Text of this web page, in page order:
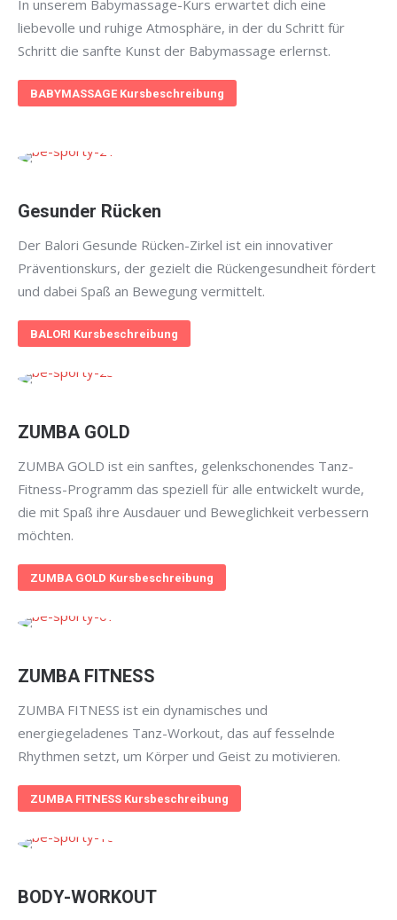
In unserem Babymassage-Kurs erwartet dich eine
liebevolle und ruhige Atmosphäre, in der du Schritt für
Schritt die sanfte Kunst der Babymassage erlernst.
BABYMASSAGE Kursbeschreibung
Gesunder Rücken
Der Balori Gesunde Rücken-Zirkel ist ein innovativer
Präventionskurs, der gezielt die Rückengesundheit fördert
und dabei Spaß an Bewegung vermittelt.
BALORI Kursbeschreibung
ZUMBA GOLD
ZUMBA GOLD ist ein sanftes, gelenkschonendes Tanz-
Fitness-Programm das speziell für alle entwickelt wurde,
die mit Spaß ihre Ausdauer und Beweglichkeit verbessern
möchten.
ZUMBA GOLD Kursbeschreibung
ZUMBA FITNESS
ZUMBA FITNESS ist ein dynamisches und
energiegeladenes Tanz-Workout, das auf fesselnde
Rhythmen setzt, um Körper und Geist zu motivieren.
ZUMBA FITNESS Kursbeschreibung
BODY-WORKOUT